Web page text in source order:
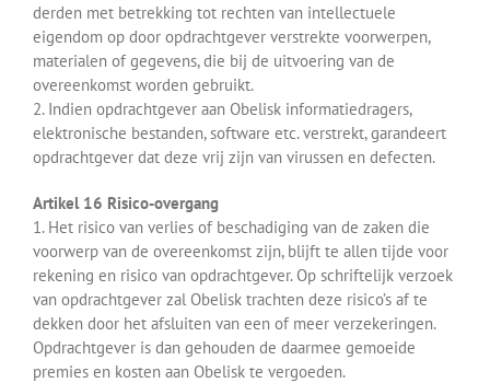
derden met betrekking tot rechten van intellectuele
eigendom op door opdrachtgever verstrekte voorwerpen,
materialen of gegevens, die bij de uitvoering van de
overeenkomst worden gebruikt.
2. Indien opdrachtgever aan Obelisk informatiedragers,
elektronische bestanden, software etc. verstrekt, garandeert
opdrachtgever dat deze vrij zijn van virussen en defecten.
Artikel 16 Risico-overgang
1. Het risico van verlies of beschadiging van de zaken die
voorwerp van de overeenkomst zijn, blijft te allen tijde voor
rekening en risico van opdrachtgever. Op schriftelijk verzoek
van opdrachtgever zal Obelisk trachten deze risico’s af te
dekken door het afsluiten van een of meer verzekeringen.
Opdrachtgever is dan gehouden de daarmee gemoeide
premies en kosten aan Obelisk te vergoeden.